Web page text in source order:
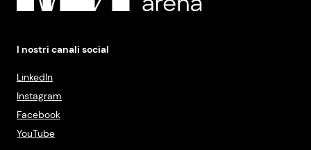
I nostri canali social
LinkedIn
Instagram
Facebook
YouTube